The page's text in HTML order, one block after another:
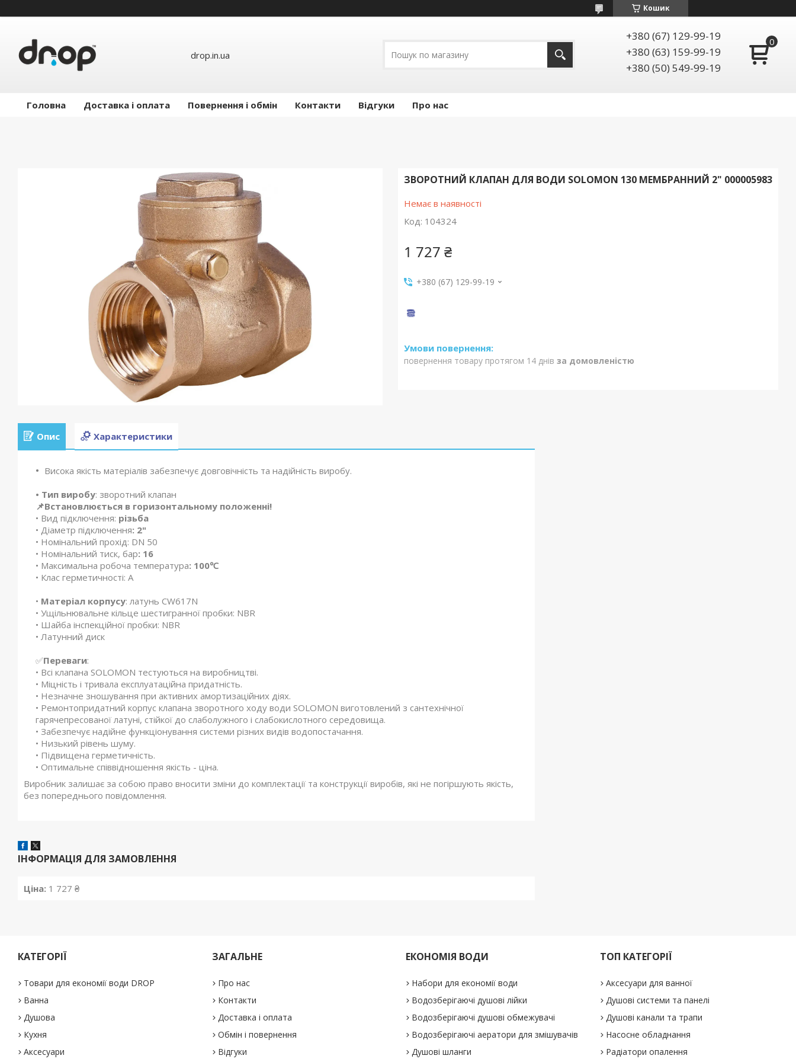
Кошик
drop.in.ua
+380 (67) 129-99-19
+380 (63) 159-99-19
+380 (50) 549-99-19
Головна Доставка і оплата Повернення і обмін Контакти Відгуки Про нас
ЗВОРОТНИЙ КЛАПАН ДЛЯ ВОДИ SOLOMON 130 МЕМБРАННИЙ 2" 000005983
Немає в наявності
Код: 104324
1 727 ₴
+380 (67) 129-99-19
повернення товару протягом 14 днів за домовленістю
Опис Характеристики
Висока якість матеріалів забезпечує довговічність та надійність виробу.
• Тип виробу: зворотний клапан
📌Встановлюється в горизонтальному положенні!
• Вид підключення: різьба
• Діаметр підключення: 2"
• Номінальний прохід: DN 50
• Номінальний тиск, бар: 16
• Максимальна робоча температура: 100℃
• Клас герметичності: А
• Матеріал корпусу: латунь CW617N
• Ущільнювальне кільце шестигранної пробки: NBR
• Шайба інспекційної пробки: NBR
• Латунний диск
✅Переваги:
• Всі клапана SOLOMON тестуються на виробництві.
• Міцність і тривала експлуатаційна придатність.
• Незначне зношування при активних амортизаційних діях.
• Ремонтопридатний корпус клапана зворотного ходу води SOLOMON виготовлений з сантехнічної
гарячепресованої латуні, стійкої до слаболужного і слабокислотного середовища.
• Забезпечує надійне функціонування системи різних видів водопостачання.
• Низький рівень шуму.
• Підвищена герметичність.
• Оптимальне співвідношення якість - ціна.
Виробник залишає за собою право вносити зміни до комплектації та конструкції виробів, які не погіршують якість,
без попереднього повідомлення.
ІНФОРМАЦІЯ ДЛЯ ЗАМОВЛЕННЯ
Ціна: 1 727 ₴
КАТЕГОРІЇ
Товари для економії води DROP
Ванна
Душова
Кухня
Аксесуари
ЗАГАЛЬНЕ
Про нас
Контакти
Доставка і оплата
Обмін і повернення
Відгуки
ЕКОНОМІЯ ВОДИ
Набори для економії води
Водозберігаючі душові лійки
Водозберігаючі душові обмежувачі
Водозберігаючі аератори для змішувачів
Душові шланги
ТОП КАТЕГОРІЇ
Аксесуари для ванної
Душові системи та панелі
Душові канали та трапи
Насосне обладнання
Радіатори опалення